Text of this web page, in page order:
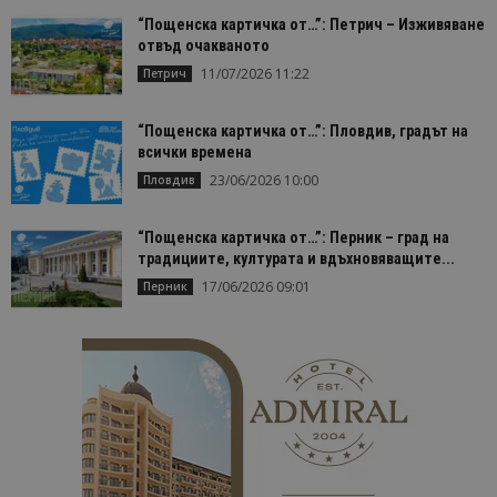
“Пощенска картичка от…”: Петрич – Изживяване
отвъд очакваното
Петрич 11/07/2026 11:22
“Пощенска картичка от…”: Пловдив, градът на
всички времена
Пловдив 23/06/2026 10:00
“Пощенска картичка от…”: Перник – град на
традициите, културата и вдъхновяващите...
Перник 17/06/2026 09:01